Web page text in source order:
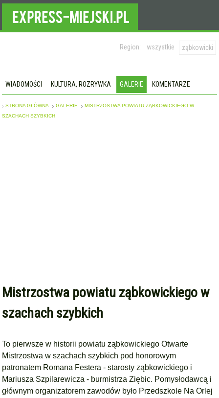
Region: wszystkie ząbkowicki
WIADOMOŚCI KULTURA, ROZRYWKA GALERIE KOMENTARZE
STRONA GŁÓWNA GALERIE
MISTRZOSTWA POWIATU ZĄBKOWICKIEGO W
SZACHACH SZYBKICH
Mistrzostwa powiatu ząbkowickiego w
szachach szybkich
To pierwsze w historii powiatu ząbkowickiego Otwarte
Mistrzostwa w szachach szybkich pod honorowym
patronatem Romana Festera - starosty ząbkowickiego i
Mariusza Szpilarewicza - burmistrza Ziębic. Pomysłodawcą i
głównym organizatorem zawodów było Przedszkole Na Orlej